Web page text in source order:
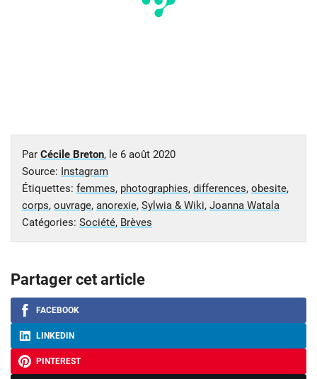
Par Cécile Breton, le 6 août 2020
Source: Instagram
Étiquettes: femmes, photographies, differences, obesite,
corps, ouvrage, anorexie, Sylwia & Wiki, Joanna Watala
Catégories: Société, Brèves
Partager cet article
FACEBOOK
LINKEDIN
PINTEREST